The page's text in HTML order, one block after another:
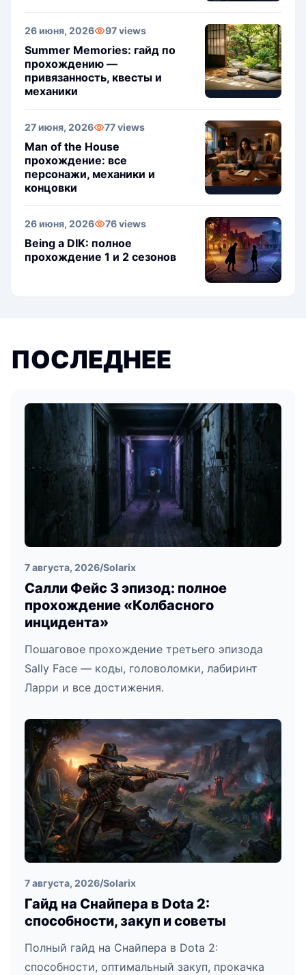
26 июня, 2026 97 views
Summer Memories: гайд по
прохождению —
привязанность, квесты и
механики
27 июня, 2026 77 views
Man of the House
прохождение: все
персонажи, механики и
концовки
26 июня, 2026 76 views
Being a DIK: полное
прохождение 1 и 2 сезонов
ПОСЛЕДНЕЕ
7 августа, 2026/Solarix
Салли Фейс 3 эпизод: полное
прохождение «Колбасного
инцидента»
Пошаговое прохождение третьего эпизода
Sally Face — коды, головоломки, лабиринт
Ларри и все достижения.
7 августа, 2026/Solarix
Гайд на Снайпера в Dota 2:
способности, закуп и советы
Полный гайд на Снайпера в Dota 2:
способности, оптимальный закуп, прокачка